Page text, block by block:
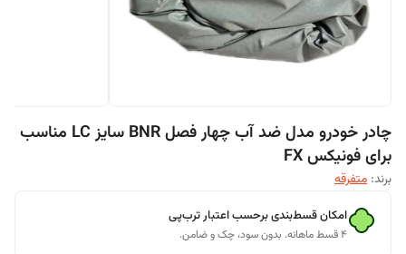
چادر خودرو مدل ضد آب چهار فصل BNR سایز LC مناسب
برای فونیکس FX
برند: متفرقه
امکان قسط‌بندی برحسب اعتبار ترب‌پی
۴ قسط ماهانه. بدون سود، چک و ضامن.